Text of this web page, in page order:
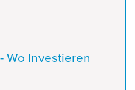
Wo Investieren